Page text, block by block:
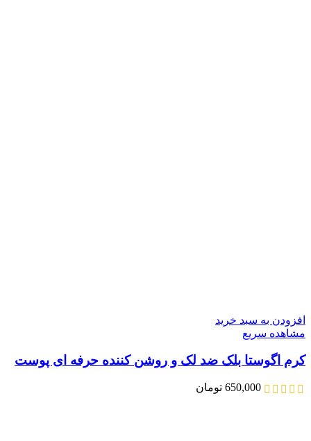
افزودن به سبد خرید
مشاهده سریع
کرم اگوستا بلک ضد لک و روشن کننده حرفه ای پوست
650,000 تومان